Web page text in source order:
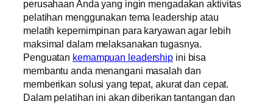
perusahaan Anda yang ingin mengadakan aktivitas
pelatihan menggunakan tema leadership atau
melatih kepemimpinan para karyawan agar lebih
maksimal dalam melaksanakan tugasnya.
Penguatan kemampuan leadership ini bisa
membantu anda menangani masalah dan
memberikan solusi yang tepat, akurat dan cepat.
Dalam pelatihan ini akan diberikan tantangan dan